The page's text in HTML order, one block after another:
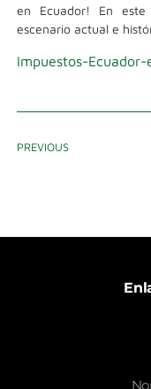
en Ecuador! En este
escenario actual e
Impuestos-Ecuador-
PREVIOUS